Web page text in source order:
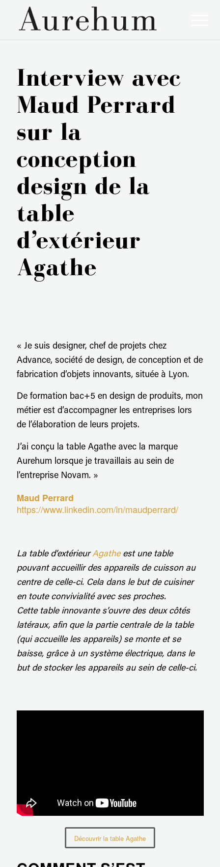
Interview avec
Maud Perrard
sur la
conception
design de la
table
d’extérieur
Agathe
« Je suis designer, chef de projets chez
Advance, société de design, de conception et de
fabrication d’objets innovants, située à Lyon.
De formation bac+5 en design de produits, mon
métier est d’accompagner les entreprises lors
de l’élaboration de leurs projets.
J’ai conçu la table Agathe avec la marque
Aurehum lorsque je travaillais au sein de
l’entreprise Novam. »
Maud Perrard
https://www.linkedin.com/in/maudperrard/
La table d’extérieurAgatheest une table
pouvant accueillir des appareils de cuisson au
centre de celle-ci. Cela dans le but de cuisiner
en toute convivialité avec ses proches.
Cette table innovante s’ouvre des deux côtés
latéraux, afin que la partie centrale de la table
(qui accueille les appareils) se monte et se
baisse, grâce à un système électrique, dans le
but de stocker les appareils au sein de celle-ci.
Découvrir la table Agathe